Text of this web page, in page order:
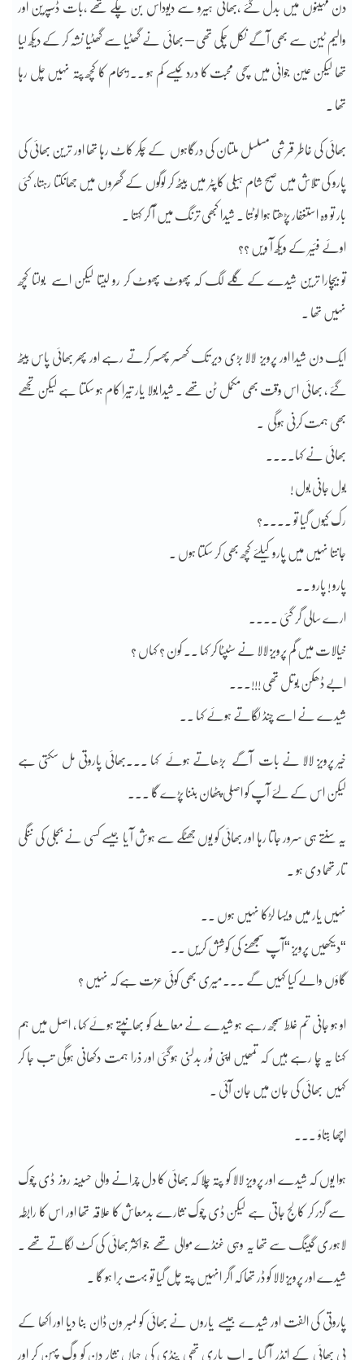
دن مہینوں میں بدل گئے ،بھائی ہیرو سے دیوداس بن چکے تھے ،بات ڈسپرین اور
والیم ٹین سے بھی آگے نکل چکی تھی – بھائی نے گھٹیا سے گھٹیا نشہ کر کے دیکھ لیا
تھا لیکن عین جوانی میں سچی محبت کا درد کیسے کم ہو ۔۔ریحام کا کچھ پتہ نہیں چل رہا
تھا ۔
بھائی کی خاطر قرشی مسلسل ملتان کی درگاہوں کے چکر کاٹ رہا تھا اور ترین بھائی کی
پارو کی تلاش میں صبح شام ہیلی کاپٹر میں بیٹھ کر لوگوں کے گھروں میں جھانکتا رہتا، کئی
بار تو وہ استغفار پڑھتا ہوا لوٹتا ۔ شیدا کبھی ترنگ میں آ کر کہتا ۔
اوئے فئیر کے ویکھ آ ویں ؟؟
تو بیچارا ترین شیدے کے گلے لگ کہ پھوٹ پھوٹ کر رو لیتا لیکن اسے بولتا کچھ
نہیں تھا ۔
ایک دن شیدا اور پرویز لالا بڑی دیر تک کھسر پھسر کرتے رہے اور پھر بھائی پاس بیٹھ
گئے ، بھائی اس وقت بھی مکمل ٹن تھے ۔ شیدا بولا یار تیرا کام ہو سکتا ہے لیکن تجھے
بھی ہمت کرنی ہوگی ۔
بھائی نے کہا۔۔۔۔
بول جانی بول !
رک کیوں گیا تو ۔۔۔۔؟
جانتا نہیں میں پارو کیلئے کچھ بھی کر سکتا ہوں ۔
پارو ! پارو ۔۔
ارے سالی گر گئی ۔۔۔۔
خیالات میں گم پرویز لالا نے سٹپٹا کر کہا ۔۔ کون ؟ کہاں ؟
ابے ڈھکن بوتل تھی !!!۔۔۔
شیدے نے اسے چنڈ لگاتے ہوئے کہا ۔۔
خیر پرویز لالا نے بات آگے بڑھاتے ہوئے کہا ۔۔۔بھائی پاروتی مل سکتی ہے
لیکن اس کے لئے آپ کو اصلی پٹھان بننا پڑے گا ۔۔۔
یہ سنتے ہی سرور جاتا رہا اور بھائی کو یوں جھٹکے سے ہوش آ یا جیسے کسی نے بجلی کی ننگی
تار تھما دی ہو ۔
نہیں یار میں ویسا لڑکا نہیں ہوں ۔۔
“دیکھیں پرویز “آپ سمجھنے کی کوشش کریں ۔۔
گاؤں والے کیا کہیں گے ۔۔۔میری بھی کوئی عزت ہے کہ نہیں ؟
او ہو جانی تم غلط سمجھ رہے ہو شیدے نے معاملے کو بھانپتے ہوئے کہا ، اصل میں ہم
کہنا یہ چا رہے ہیں کہ تمھیں اپنی ٹور بدلنی ہوگئی اور ذرا ہمت دکھانی ہوگی تب جا کر
کہیں بھائی کی جان میں جان آئی ۔
اچھا بتاؤ ۔۔۔
ہوا یوں کہ شیدے اور پرویز لالا کو پتہ چلا کہ بھائی کا دل چرانے والی حسینہ روز ڈی چوک
سے گزر کر کالج جاتی ہے لیکن ڈی چوک نثارے بدمعاش کا علاقہ تھا اور اس کا رابطہ
لاہوری گینگ سے تھا یہ وہی غنڈے موالی تھے جو اکثر بھائی کی کٹ لگاتے تھے ۔
شیدے اور پرویز لالا کو ڈر تھا کہ اگر انہیں پتہ چل گیا تو بہت برا ہو گا ۔
پاروتی کی الفت اور شیدے جیسے یاروں نے بھائی کو لمبر ون ڈان بنا دیا اور اکھا کے
پی بھائی کے انڈر آ گیا ۔ اب باری تھی پنڈی کی جہاں نثار دن کو وگ پہن کر اور